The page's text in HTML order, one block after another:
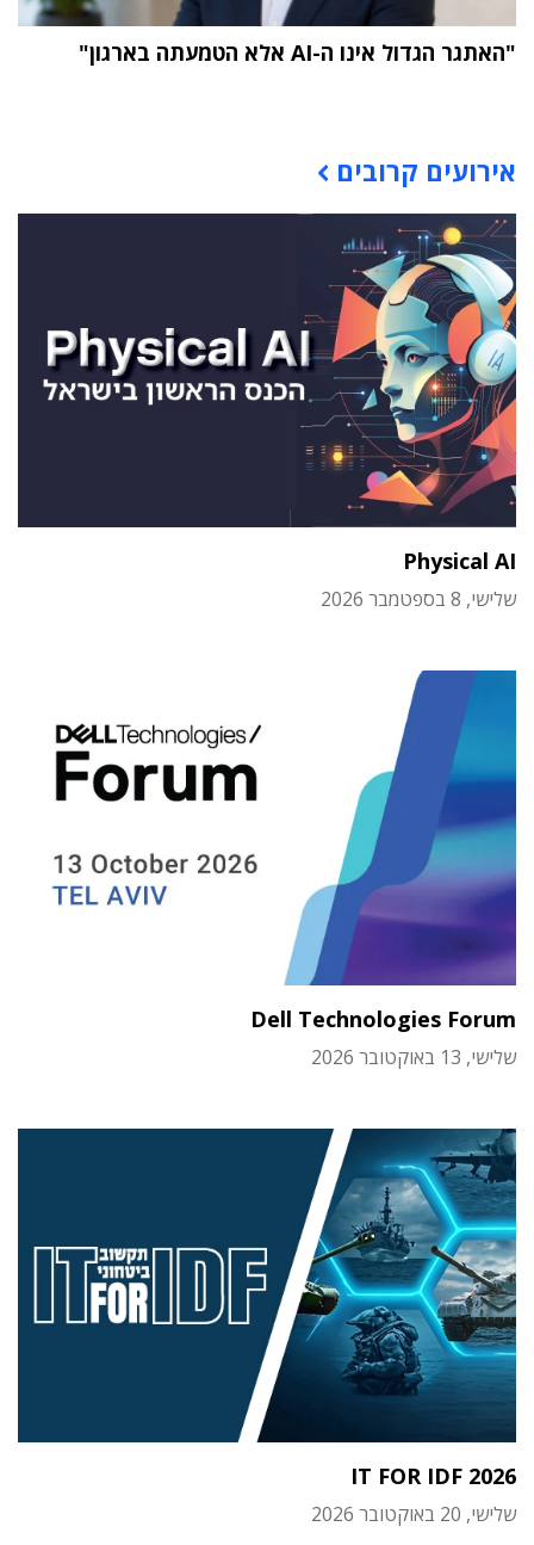
"האתגר הגדול אינו ה-AI אלא הטמעתה בארגון"
אירועים קרובים
Physical AI
שלישי, 8 בספטמבר 2026
Dell Technologies Forum
שלישי, 13 באוקטובר 2026
IT FOR IDF 2026
שלישי, 20 באוקטובר 2026